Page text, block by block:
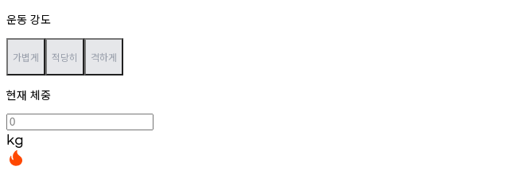
운동 강도
가볍게 적당히 격하게
현재 체중
kg